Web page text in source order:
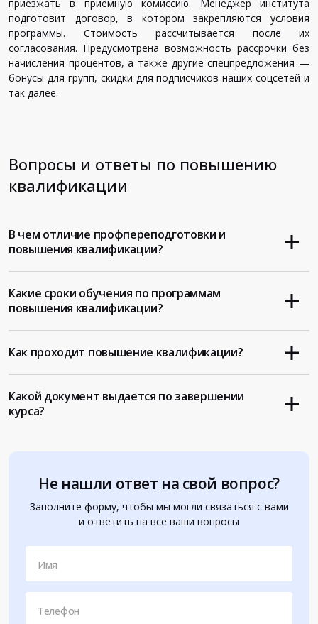
приезжать в приемную комиссию. Менеджер института
подготовит договор, в котором закрепляются условия
программы. Стоимость рассчитывается после их
согласования. Предусмотрена возможность рассрочки без
начисления процентов, а также другие спецпредложения —
бонусы для групп, скидки для подписчиков наших соцсетей и
так далее.
Вопросы и ответы по повышению
квалификации
Не нашли ответ на свой вопрос?
Заполните форму, чтобы мы могли связаться с вами
и ответить на все ваши вопросы
Имя
Телефон
В чем отличие профпереподготовки и
повышения квалификации?
Какие сроки обучения по программам
повышения квалификации?
Как проходит повышение квалификации?
Какой документ выдается по завершении
курса?